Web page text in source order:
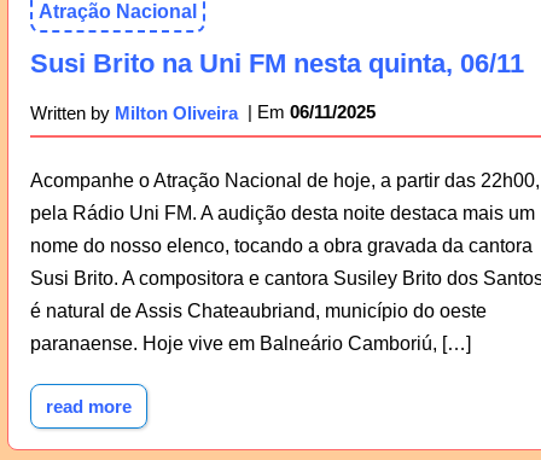
Atração Nacional
Susi Brito na Uni FM nesta quinta, 06/11
Written by Milton Oliveira 06/11/2025
Acompanhe o Atração Nacional de hoje, a partir das 22h00,
pela Rádio Uni FM. A audição desta noite destaca mais um
nome do nosso elenco, tocando a obra gravada da cantora
Susi Brito. A compositora e cantora Susiley Brito dos
é natural de Assis Chateaubriand, município do oeste
paranaense. Hoje vive em Balneário Camboriú, […]
read more